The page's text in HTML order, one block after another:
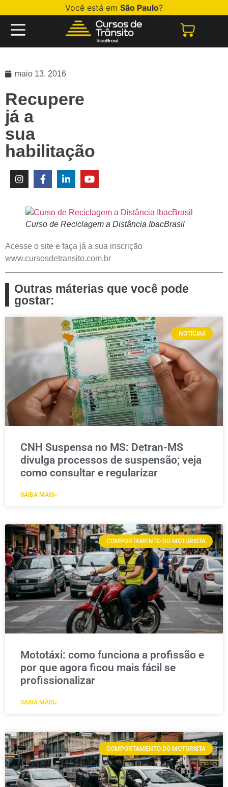
Você está em São Paulo?
maio 13, 2016
Recupere
já a
sua
habilitação
Curso de Reciclagem a Distância IbacBrasil
Acesse o site e faça já a sua inscrição
www.cursosdetransito.com.br
Outras máterias que você pode
gostar:
NOTÍCIAS
CNH Suspensa no MS: Detran-MS
divulga processos de suspensão; veja
como consultar e regularizar
SAIBA MAIS»
COMPORTAMENTO DO MOTORISTA
Mototáxi: como funciona a profissão e
por que agora ficou mais fácil se
profissionalizar
SAIBA MAIS»
COMPORTAMENTO DO MOTORISTA